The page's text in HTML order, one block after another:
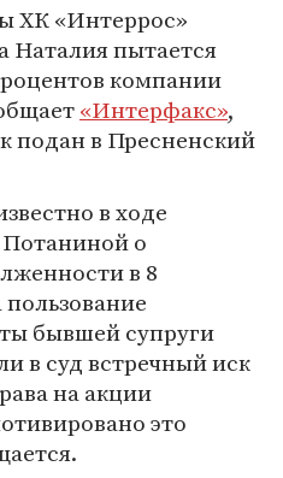
ХК «Интеррос»
пытается
компании
«Интерфакс»,
подан в Пресненский
в ходе
Потаниной о
в 8
бывшей супруги
в суд встречный иск
на акции
это